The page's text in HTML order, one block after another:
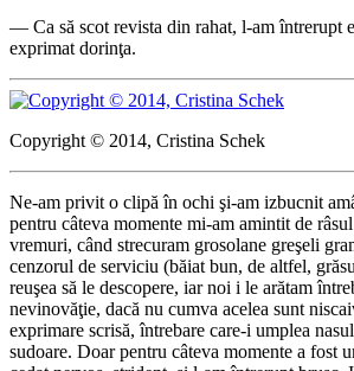
— Ca să scot revista din rahat, l-am întrerupt
exprimat dorinţa.
Copyright © 2014, Cristina Schek
Ne-am privit o clipă în ochi şi-am izbucnit
pentru câteva momente mi-am amintit de
vremuri, când strecuram grosolane greşeli
cenzorul de serviciu (băiat bun, de altfel,
reuşea să le descopere, iar noi i le arătam
nevinovăţie, dacă nu cumva acelea sunt
exprimare scrisă, întrebare care-i umplea
sudoare. Doar pentru câteva momente a fost